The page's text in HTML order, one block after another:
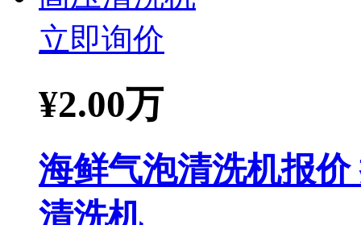
立即询价
¥2.00万
海鲜气泡清洗机报
清洗机